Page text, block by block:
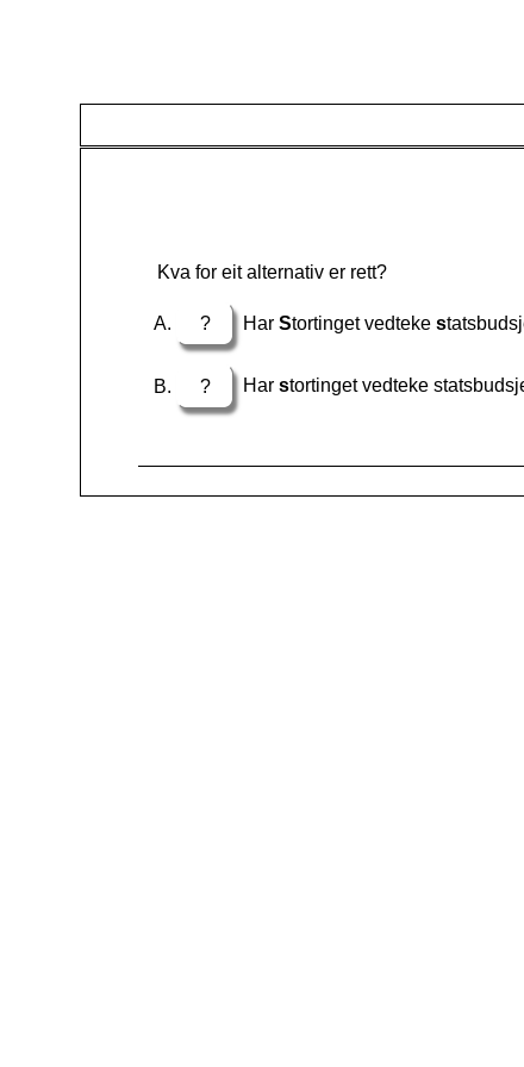
Kva for eit alternativ er rett?
? HarStortinget vedtekes
? Harstortinget vedteke